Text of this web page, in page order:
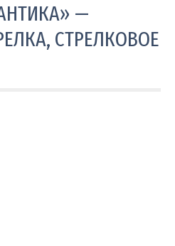
—
СТРЕЛКОВОЕ